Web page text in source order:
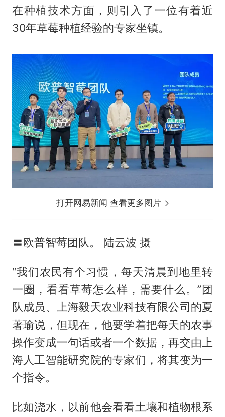
在种植技术方面，则引入了一位有着近
30年草莓种植经验的专家坐镇。
打开网易新闻 查看更多图片
〓欧普智莓团队。 陆云波 摄
“我们农民有个习惯，每天清晨到地里转
一圈，看看草莓怎么样，需要什么。”团
队成员、上海毅天农业科技有限公司的夏
著瑜说，但现在，他要学着把每天的农事
操作变成一句话或者一个数据，再交由上
海人工智能研究院的专家们，将其变为一
个指令。
比如浇水，以前他会看看土壤和植物根系